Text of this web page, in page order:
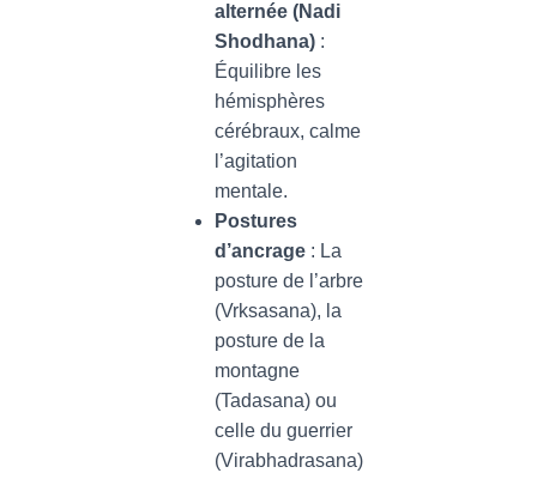
alternée (Nadi
Shodhana) :
Équilibre les
hémisphères
cérébraux, calme
l’agitation
mentale.
Postures
d’ancrage : La
posture de l’arbre
(Vrksasana), la
posture de la
montagne
(Tadasana) ou
celle du guerrier
(Virabhadrasana)